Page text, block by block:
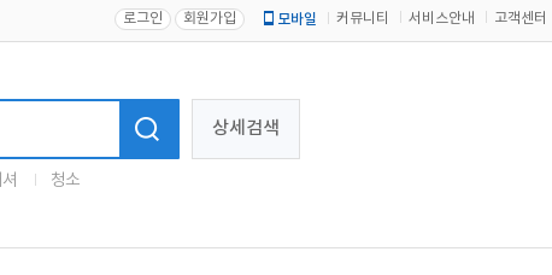
로그인 회원가입 모바일 커뮤니티 서비스안내 고객센터
상세검색
청소